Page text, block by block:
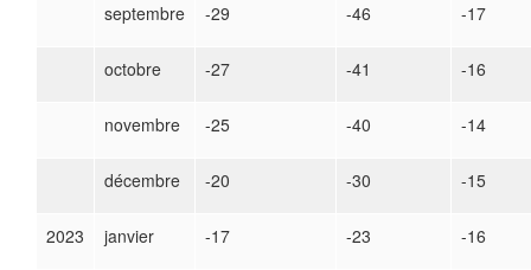
septembre -29 -46 -17
octobre -27 -41 -16
novembre -25 -40 -14
décembre -20 -30 -15
2023 janvier -17 -23 -16